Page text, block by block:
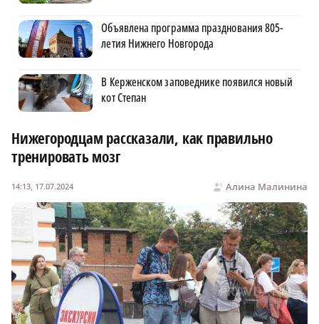
Объявлена программа празднования 805-
летия Нижнего Новгорода
В Керженском заповеднике появился новый
кот Степан
Нижегородцам рассказали, как правильно
тренировать мозг
Алина Малинина
14:13, 17.07.2024